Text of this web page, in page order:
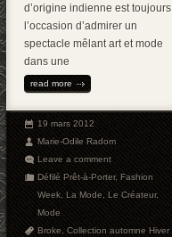
d’origine indienne est toujours
l’occasion d’admirer un
spectacle mêlant art et mode
dans une
read more
19 mars 2012
Marie-Odile Radom
Leave a comment
Défilé Prêt-à-Porter,Fashion
Week,La Mode,Le Créateur,
Mode
Broke,Collection automne Hiver